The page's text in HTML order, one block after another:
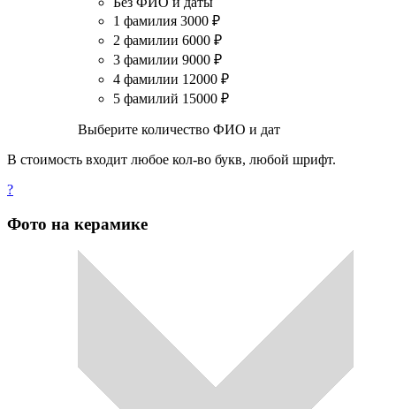
1 фамилия 3000 ₽
2 фамилии 6000 ₽
3 фамилии 9000 ₽
4 фамилии 12000 ₽
5 фамилий 15000 ₽
Выберите количество ФИО и дат
В стоимость входит любое кол-во букв, любой шрифт.
?
Фото на керамике